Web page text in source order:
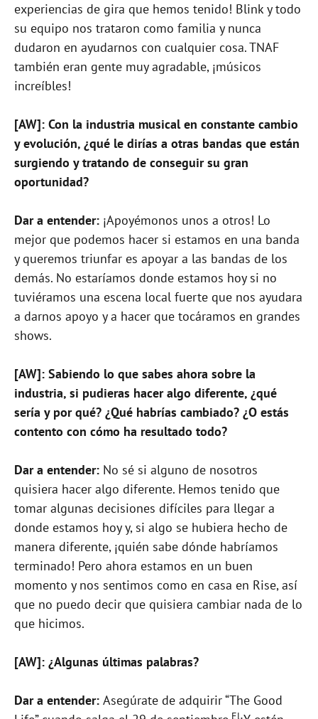
experiencias de gira que hemos tenido! Blink y todo
su equipo nos trataron como familia y nunca
dudaron en ayudarnos con cualquier cosa. TNAF
también eran gente muy agradable, ¡músicos
increíbles!
[AW]: Con la industria musical en constante cambio
y evolución, ¿qué le dirías a otras bandas que están
surgiendo y tratando de conseguir su gran
oportunidad?
Dar a entender: ¡Apoyémonos unos a otros! Lo
mejor que podemos hacer si estamos en una banda
y queremos triunfar es apoyar a las bandas de los
demás. No estaríamos donde estamos hoy si no
tuviéramos una escena local fuerte que nos ayudara
a darnos apoyo y a hacer que tocáramos en grandes
shows.
[AW]: Sabiendo lo que sabes ahora sobre la
industria, si pudieras hacer algo diferente, ¿qué
sería y por qué? ¿Qué habrías cambiado? ¿O estás
contento con cómo ha resultado todo?
Dar a entender: No sé si alguno de nosotros
quisiera hacer algo diferente. Hemos tenido que
tomar algunas decisiones difíciles para llegar a
donde estamos hoy y, si algo se hubiera hecho de
manera diferente, ¡quién sabe dónde habríamos
terminado! Pero ahora estamos en un buen
momento y nos sentimos como en casa en Rise, así
que no puedo decir que quisiera cambiar nada de lo
que hicimos.
[AW]: ¿Algunas últimas palabras?
Dar a entender: Asegúrate de adquirir “The Good
El